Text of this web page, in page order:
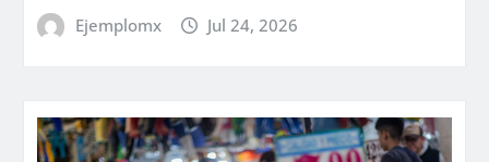
Ejemplomx Jul 24, 2026